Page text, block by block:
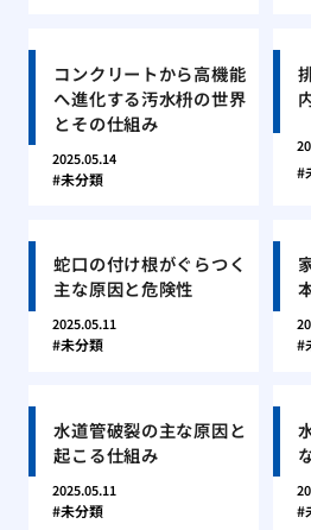
コンクリートから高機能
へ進化する汚水枡の世界
とその仕組み
2025.05.14
未分類
蛇口の付け根がぐらつく
主な原因と危険性
2025.05.11
未分類
水道管破裂の主な原因と
起こる仕組み
2025.05.11
未分類